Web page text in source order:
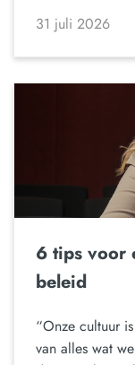
31 juli 2026
6 tips voor
beleid
“Onze cultuur
van alles wat